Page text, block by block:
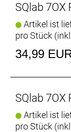
SQlab 7OX
Artikel ist
pro Stück
34,99
SQlab 7OX
Artikel ist
pro Stück